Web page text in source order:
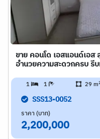
ขาย คอนโด เอสแอนด์เอส
อำนวยความสะดวกครบ รีบ
1 1 29 m
SSS13-0052
ราคา (บาท)
2,200,000